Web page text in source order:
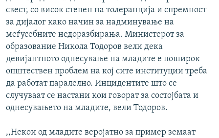
свест, со висок степен на толеранција и спремност
за дијалог како начин за надминување на
меѓусебните недоразбирања. Министерот за
образование Никола Тодоров вели дека
девијантното однесување на младите е поширок
општествен проблем на кој сите институции треба
да работат паралелно. Инцидентите што се
случуваат се настани кои говорат за состојбата и
однесувањето на младите, вели Тодоров.
,,Некои од младите веројатно за пример земаат